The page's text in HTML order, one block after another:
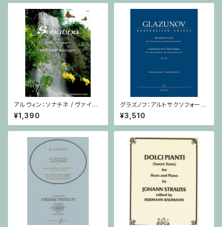
アルウィン：ソナチネ / ヴァイオ
リン・ピアノ
¥1,390
グラズノフ：アルトサクソフォーン
と弦楽オーケストラのための 協
奏曲 変ホ長調 Op. 109 / サク
ソフォーンとピアノ
¥3,510